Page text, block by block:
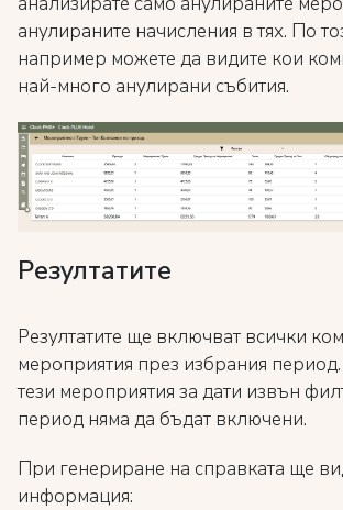
анулираните начисления в тях. По
например можете да видите кои
най-много анулирани събития.
Резултатите
Резултатите ще включват всички
мероприятия през избрания
тези мероприятия за дати извън
период няма да бъдат включени.
При генериране на справката ще
информация: